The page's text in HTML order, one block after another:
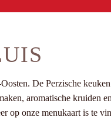
De Perzische
aromatische kruiden
op onze menukaart is te